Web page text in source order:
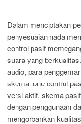
Dalam menciptakan
penyesuaian nada
control pasif
suara yang
audio, para
skema tone control
versi aktif, skema
dengan penggunaan
mengorbankan